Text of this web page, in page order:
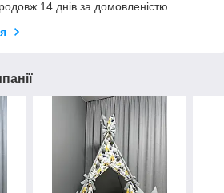
14 днів за домовленістю